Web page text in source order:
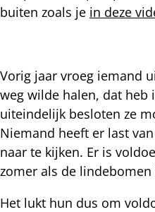
buiten zoals je in deze
Vorig jaar vroeg iemand
weg wilde halen, dat heb
uiteindelijk besloten ze
Niemand heeft er last
naar te kijken. Er is
zomer als de
Het lukt hun dus om